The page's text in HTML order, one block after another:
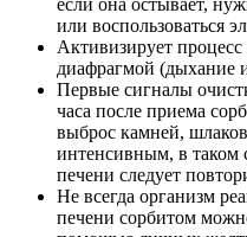
если она остывает,
или воспользоваться
Активизирует
диафрагмой (дыхание
Первые сигналы
часа после приема
выброс камней,
интенсивным, в таком
печени следует
Не всегда организм
печени сорбитом